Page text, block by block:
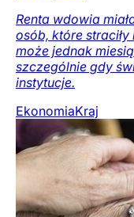
Renta wdowia
osób, które
może jednak
szczególnie gdy
instytucje.
EkonomiaKraj